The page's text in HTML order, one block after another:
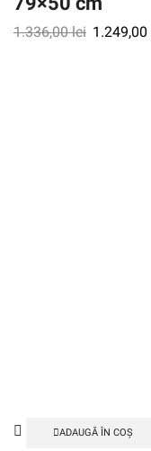
1.336,00lei 1.249,00
ADAUGĂ ÎN COȘ